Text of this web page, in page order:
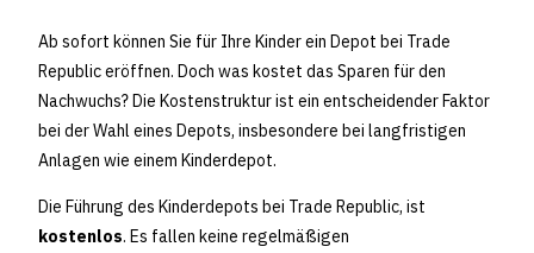
Ab sofort können Sie für Ihre Kinder ein Depot bei Trade
Republic eröffnen. Doch was kostet das Sparen für den
Nachwuchs? Die Kostenstruktur ist ein entscheidender Faktor
bei der Wahl eines Depots, insbesondere bei langfristigen
Anlagen wie einem Kinderdepot.
Die Führung des Kinderdepots bei Trade Republic, ist
kostenlos. Es fallen keine regelmäßigen